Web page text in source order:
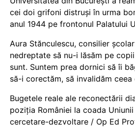
cei doi grifoni distruși în urma
anul 1944 pe frontonul Palatului
Aura Stănculescu, consilier
nedreptate să nu-i lăsăm pe
sunt. Suntem prea dornici să îi
să-i corectăm, să invalidăm
Bugetele reale ale reconectării
poziția României la coada
cercetare-dezvoltare / Op Ed